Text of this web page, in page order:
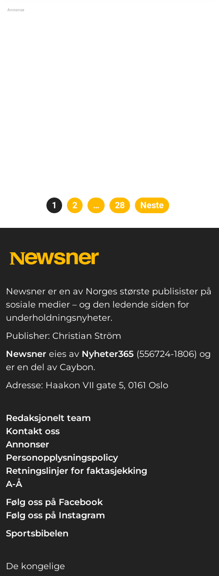
Posts
Side
1 Side
2 … Side
28 Neste
Newsner er en av Norges største publisister på
sosiale medier – og den ledende siden for
underholdningsnyheter.
Publisher: Christian Ström
Newsner eies av Nyheter365 (556724-1806) og
er en del av Caybon.
Adresse: Haakon VII gate 5, 0161 Oslo
Redaksjonelt team
Kontakt oss
Annonser
Personopplysningspolicy
Retningslinjer for faktasjekking
A-Å
Følg oss på Facebook
Følg oss på Instagram
Sportsbibelen
De kongelige